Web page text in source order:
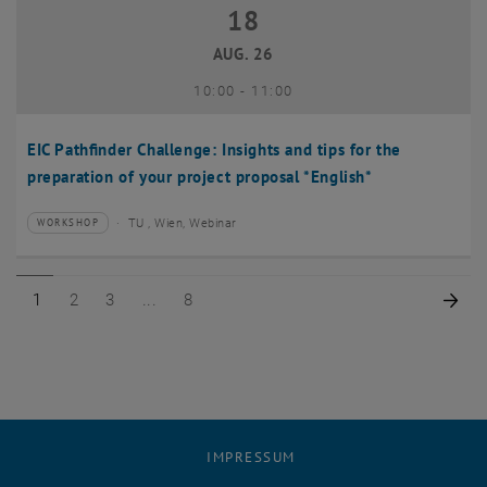
EIC Pathfinder Challenge: Insights and tips for the
preparation of your project proposal *English*
18 August 2026
18
AUG. 26
10:00- bis
11:00
Veranstaltungstyp:
WORKSHOP
Veranstaltungsort:TU , Wien, Webinar
Seite 1 von 8
1 Seite 2 von 8
2 Seite 3 von 8
3 Seite 8 von 8
8
IMPRESSUM